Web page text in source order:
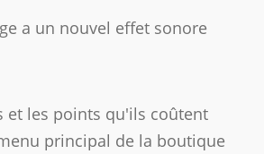
a un nouvel effet sonore
et les points qu'ils coûtent
principal de la boutique